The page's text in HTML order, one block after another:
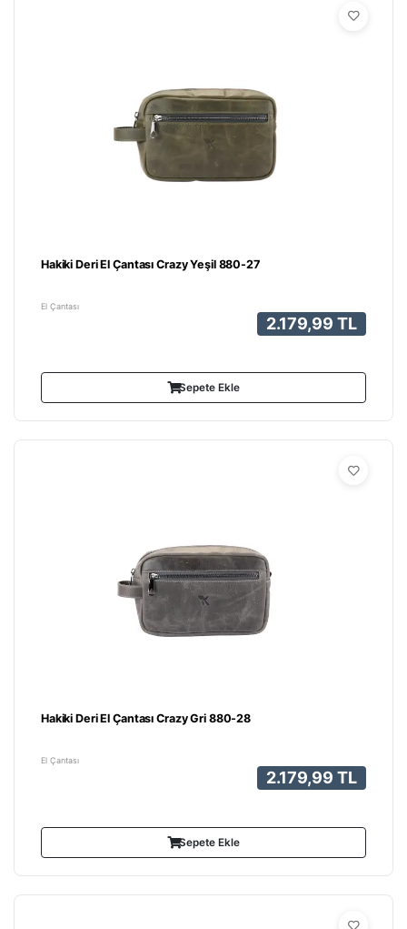
Hakiki Deri El Çantası Crazy Yeşil 880-27
El Çantası
2.179,99 TL
Sepete Ekle
Hakiki Deri El Çantası Crazy Gri 880-28
El Çantası
2.179,99 TL
Sepete Ekle